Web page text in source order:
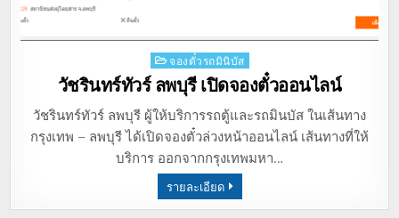
Posted
in
จองตั๋วรถมินิบัส
วัชรินทร์ทัวร์ ลพบุรี เปิดจองตั๋วออนไลน์
วัชรินทร์ทัวร์ ลพบุรี ผู้ให้บริการรถตู้และรถมินบัส ในเส้นทาง
กรุงเทพ – ลพบุรี ได้เปิดจองตั๋วล่วงหน้าออนไลน์ เส้นทางที่ให้
บริการ ออกจากกรุงเทพมหา…
รายละเอียด